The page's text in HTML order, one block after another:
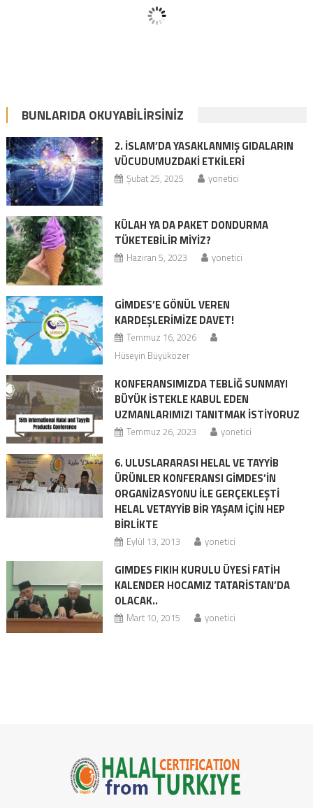
BUNLARIDA OKUYABILIRSINIZ
2. İSLAM’DA YASAKLANMIŞ GIDALARIN
VÜCUDUMUZDAKİ ETKİLERİ
Şubat 25, 2025 yonetici
KÜLAH YA DA PAKET DONDURMA
TÜKETEBİLİR MİYİZ?
Haziran 5, 2023 yonetici
GİMDES’E GÖNÜL VEREN
KARDEŞLERIMIZE DAVET!
Temmuz 16, 2026
Hüseyin Büyüközer
KONFERANSIMIZDA TEBLİĞ SUNMAYI
BÜYÜK İSTEKLE KABUL EDEN
UZMANLARIMIZI TANITMAK İSTİYORUZ
Temmuz 26, 2023 yonetici
6. ULUSLARARASI HELAL VE TAYYİB
ÜRÜNLER KONFERANSI GİMDES’İN
ORGANİZASYONU İLE GERÇEKLEŞTİ
HELAL VETAYYIB BIR YAŞAM İÇIN HEP
BIRLIKTE
Eylül 13, 2013 yonetici
GIMDES FIKIH KURULU ÜYESI FATIH
KALENDER HOCAMIZ TATARISTAN’DA
OLACAK..
Mart 10, 2015 yonetici